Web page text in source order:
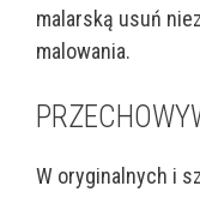
malarską usuń
malowania.
W oryginalnych i